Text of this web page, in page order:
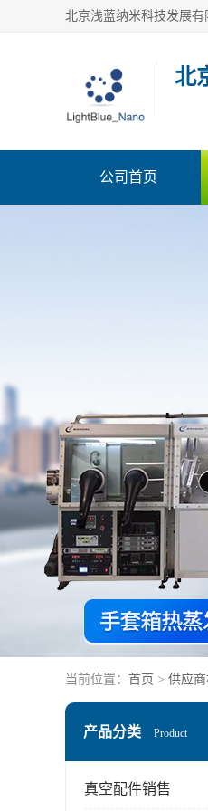
北
公司首页
当前位置： 首页 > 供应
产品分类 Product
真空配件销售